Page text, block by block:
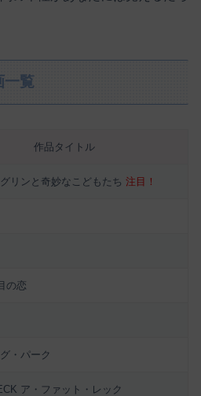
一覧
作品タイトル
リンと奇妙なこどもたち注目！
の恋
・パーク
ア・ファット・レック